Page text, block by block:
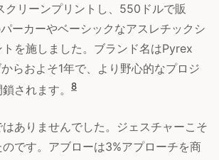
クリーンプリントし、550ドルで販
ーカーやベーシックなアスレチックシ
トを施しました。ブランド名はPyrex
らおよそ1年で、より野心的なプロジ
されます。
8
ありませんでした。ジェスチャーこそ
です。アブローは3%アプローチを商